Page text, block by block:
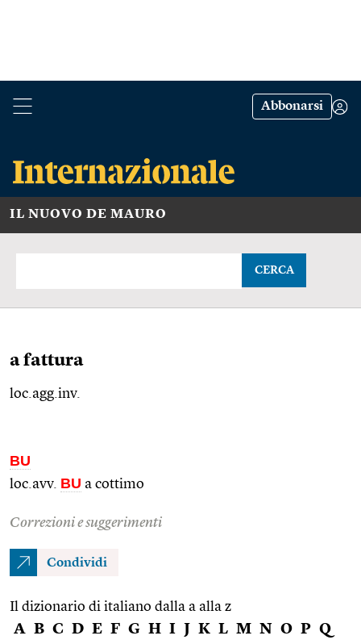
Abbonarsi
IL NUOVO DE MAURO
CERCA
a fattura
loc.agg.inv.
BU
loc.avv. BU a cottimo
Correzioni e suggerimenti
Condividi
Il dizionario di italiano dalla a alla z
A B C D E F G H I J K L M N O P Q